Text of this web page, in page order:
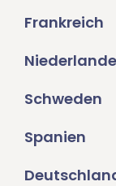
Frankreich
Niederlande
Schweden
Spanien